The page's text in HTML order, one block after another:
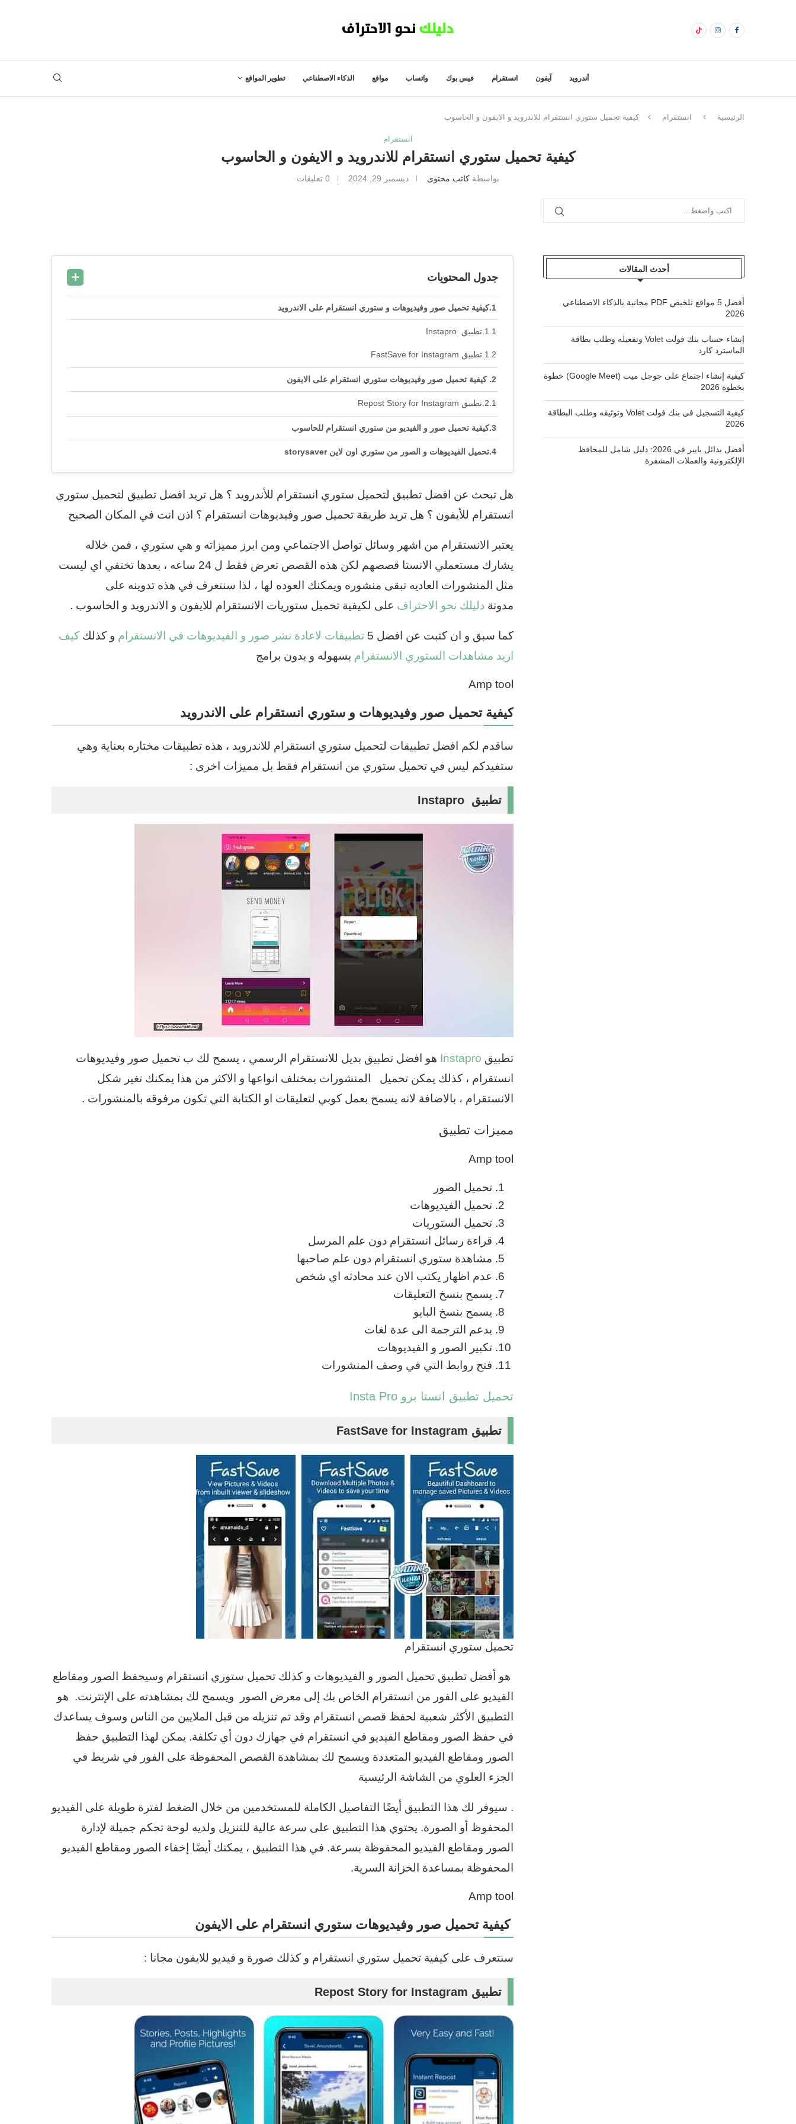
أندرويد آيفون انستقرام فيس بوك واتساب مواقع الذكاء الاصطناعي تطوير المواقع
الرئيسية انستقرام كيفية تحميل ستوري انستقرام للاندرويد و الايفون و الحاسوب
انستقرام
كيفية تحميل ستوري انستقرام للاندرويد و الايفون و الحاسوب
بواسطة كاتب محتوى ديسمبر 29, 2024 0 تعليقات
جدول المحتويات
كيفية تحميل صور وفيديوهات و ستوري انستقرام على الاندرويد
تطبيق Instapro
تطبيق FastSave for Instagram‏
كيفية تحميل صور وفيديوهات ستوري انستقرام على الايفون
تطبيق Repost Story for Instagram
كيفية تحميل صور و الفيديو من ستوري انستقرام للحاسوب
تحميل الفيديوهات و الصور من ستوري اون لاين storysaver
هل تبحث عن افضل تطبيق لتحميل ستوري انستقرام للأندرويد ؟ هل تريد افضل تطبيق لتحميل ستوري
انستقرام للأيفون ؟ هل تريد طريقة تحميل صور وفيديوهات انستقرام ؟ اذن انت في المكان الصحيح
يعتبر الانستقرام من اشهر وسائل تواصل الاجتماعي ومن ابرز مميزاته و هي ستوري ، فمن خلاله
يشارك مستعملي الانستا قصصهم لكن هذه القصص تعرض فقط ل 24 ساعه ، بعدها تختفي اي ليست
مثل المنشورات العاديه تبقى منشوره ويمكنك العوده لها ، لذا سنتعرف في هذه تدوينه على
مدونةدليلك نحو الاحتراف على لكيفية تحميل ستوريات الانستقرام للايفون و الاندرويد و الحاسوب .
كما سبق و ان كتبت عن افضل 5 تطبيقات لاعادة نشر صور و الفيديوهات في الانستقرام و كذلككيف
ازيد مشاهدات الستوري الانستقرام بسهوله و بدون برامج
Amp tool
كيفية تحميل صور وفيديوهات و ستوري انستقرام على الاندرويد
ساقدم لكم افضل تطبيقات لتحميل ستوري انستقرام للاندرويد ، هذه تطبيقات مختاره بعناية وهي
ستفيدكم ليس في تحميل ستوري من انستقرام فقط بل مميزات اخرى :
تطبيق Instapro
تطبيق Instapro هو افضل تطبيق بديل للانستقرام الرسمي ، يسمح لك ب تحميل صور وفيديوهات
انستقرام ، كذلك يمكن تحميل المنشورات بمختلف انواعها و الاكثر من هذا يمكنك تغير شكل
الانستقرام ، بالاضافة لانه يسمح بعمل كوبي لتعليقات او الكتابة التي تكون مرفوقه بالمنشورات .
مميزات تطبيق
Amp tool
تحميل الصور
تحميل الفيديوهات
تحميل الستوريات
قراءة رسائل انستقرام دون علم المرسل
مشاهدة ستوري انستقرام دون علم صاحبها
عدم اظهار يكتب الان عند محادثه اي شخص
يسمح بنسخ التعليقات
يسمح بنسخ البايو
يدعم الترجمة الى عدة لغات
تكبير الصور و الفيديوهات
فتح روابط التي في وصف المنشورات
تحميل تطبيق انستا برو Insta Pro
تطبيق FastSave for Instagram‏
تحميل ستوري انستقرام
هو أفضل تطبيق تحميل الصور و الفيديوهات و كذلك تحميل ستوري انستقرام وسيحفظ الصور ومقاطع
الفيديو على الفور من انستقرام الخاص بك إلى معرض الصور ويسمح لك بمشاهدته على الإنترنت. هو
التطبيق الأكثر شعبية لحفظ قصص انستقرام وقد تم تنزيله من قبل الملايين من الناس وسوف يساعدك
في حفظ الصور ومقاطع الفيديو في انستقرام في جهازك دون أي تكلفة. يمكن لهذا التطبيق حفظ
الصور ومقاطع الفيديو المتعددة ويسمح لك بمشاهدة القصص المحفوظة على الفور في شريط في
الجزء العلوي من الشاشة الرئيسية
. سيوفر لك هذا التطبيق أيضًا التفاصيل الكاملة للمستخدمين من خلال الضغط لفترة طويلة على الفيديو
المحفوظ أو الصورة. يحتوي هذا التطبيق على سرعة عالية للتنزيل ولديه لوحة تحكم جميلة لإدارة
الصور ومقاطع الفيديو المحفوظة بسرعة. في هذا التطبيق ، يمكنك أيضًا إخفاء الصور ومقاطع الفيديو
المحفوظة بمساعدة الخزانة السرية.
Amp tool
كيفية تحميل صور وفيديوهات ستوري انستقرام على الايفون
سنتعرف على كيفية تحميل ستوري انستقرام و كذلك صورة و فيديو للايفون مجانا :
تطبيق Repost Story for Instagram
أحدث المقالات
أفضل 5 مواقع تلخيص PDF مجانية بالذكاء الاصطناعي
2026
إنشاء حساب بنك فولت Volet وتفعيله وطلب بطاقة
الماسترد كارد
كيفية إنشاء اجتماع على جوجل ميت (Google Meet) خطوة
بخطوة 2026
كيفية التسجيل في بنك فولت Volet وتوثيقه وطلب البطاقة
2026
أفضل بدائل بايير في 2026: دليل شامل للمحافظ
الإلكترونية والعملات المشفرة